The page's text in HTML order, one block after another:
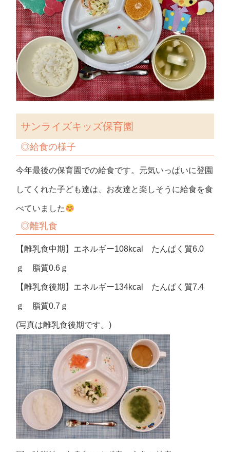
サンライズキッズ保育園
◎給食の様子
今年最後の保育園での給食です。元気いっぱいに登園
してくれた子ども達は、お友達と楽しそうに給食を食
べていました
◎離乳食
【離乳食中期】エネルギー108kcal たんぱく質6.0
ｇ 脂質0.6ｇ
【離乳食後期】エネルギー134kcal たんぱく質7.4
ｇ 脂質0.7ｇ
(写真は離乳食後期です。)